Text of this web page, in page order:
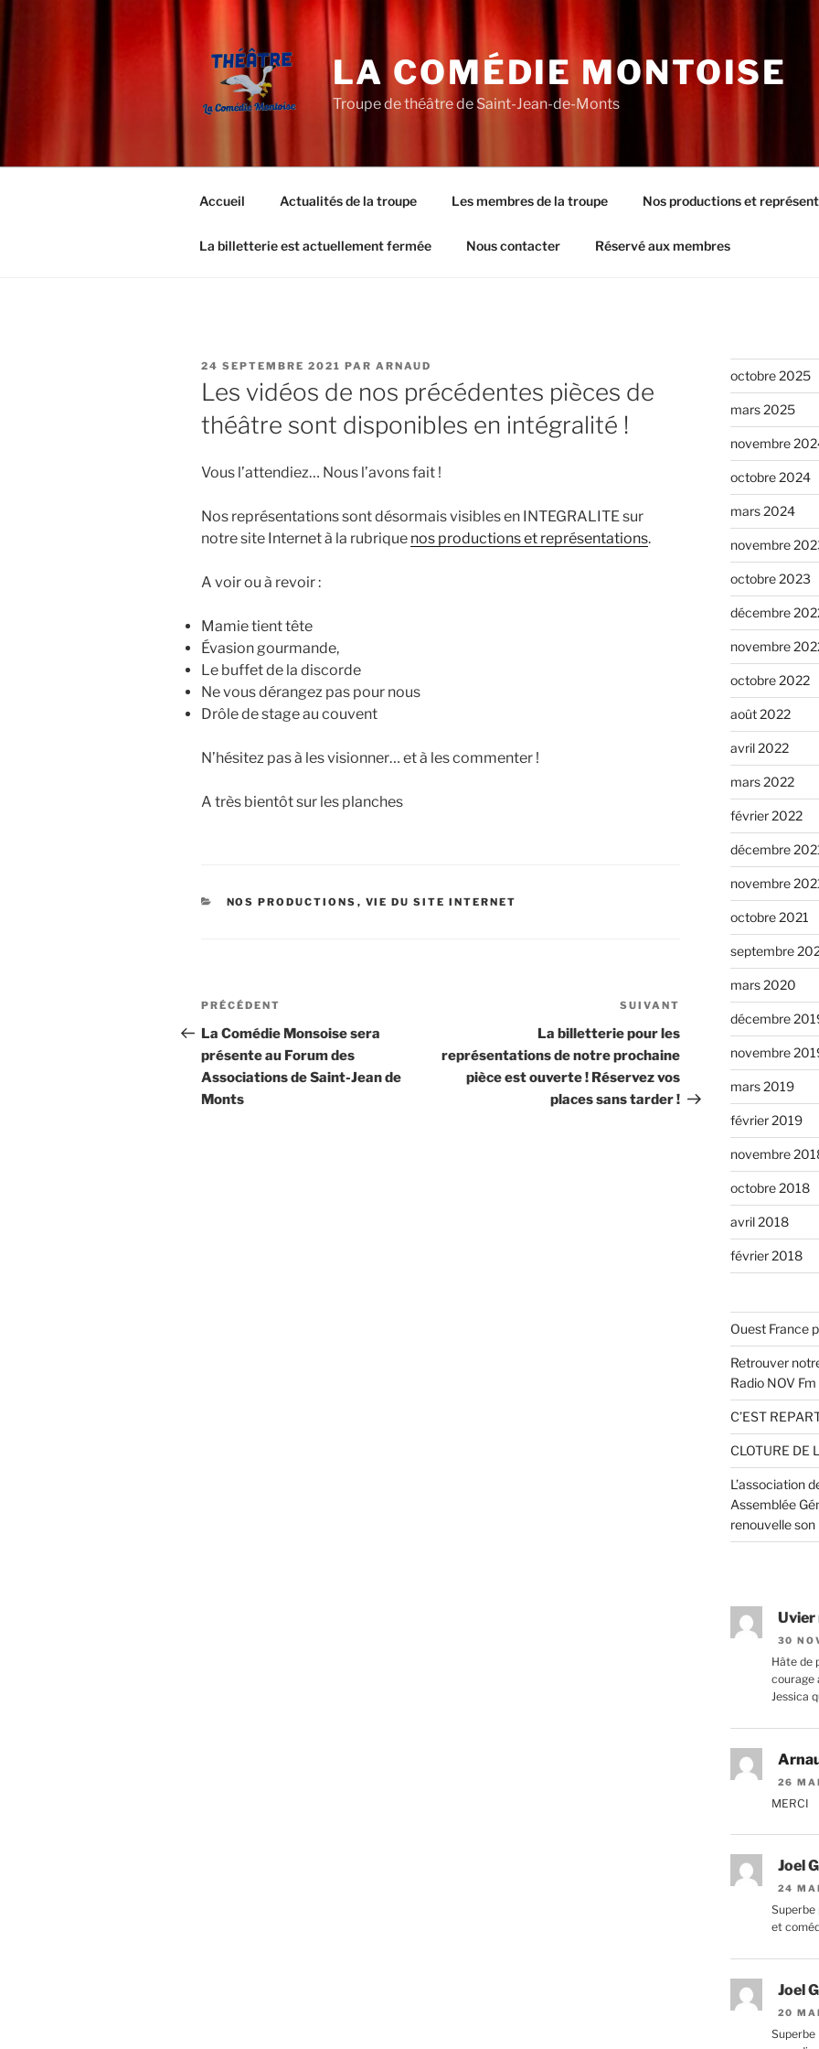
LA COMÉDIE MONTOISE
Troupe de théâtre de Saint-Jean-de-Monts
Accueil Actualités de la troupe Les membres de la troupe Nos productions et
La billetterie est actuellement fermée Nous contacter Réservé aux membres
PUBLIÉ
LE
24 SEPTEMBRE 2021 PAR ARNAUD
Les vidéos de nos précédentes pièces de
théâtre sont disponibles en intégralité !
Vous l’attendiez… Nous l’avons fait !
Nos représentations sont désormais visibles en INTEGRALITE sur
notre site Internet à la rubrique nos productions et représentations.
A voir ou à revoir :
Mamie tient tête
Évasion gourmande,
Le buffet de la discorde
Ne vous dérangez pas pour nous
Drôle de stage au couvent
N’hésitez pas à les visionner… et à les commenter !
A très bientôt sur les planches
CATÉGORIES
NOS PRODUCTIONS , VIE DU SITE INTERNET
Navigation
de
l’article
Article
précédent
PRÉCÉDENT
La Comédie Monsoise sera
présente au Forum des
Associations de Saint-Jean de
Monts
suivant
SUIVANT
La billetterie pour les
représentations de notre prochaine
pièce est ouverte ! Réservez vos
places sans tarder !
octobre 2025
mars 2025
novembre
octobre 2024
mars 2024
novembre
octobre 2023
décembre
novembre
octobre 2022
août 2022
avril 2022
mars 2022
février 2022
décembre
novembre
octobre 2021
septembre
mars 2020
décembre
novembre
mars 2019
février 2019
novembre
octobre 2018
avril 2018
février 2018
Ouest France
Retrouver
Radio NOV Fm
C’EST
CLOTURE DE
L’association
Assemblée
renouvelle son
Uvier
30
Hâte de
courage
Jessica
26
MERCI
Joel
24
Superbe
et
Joel
20
Superbe